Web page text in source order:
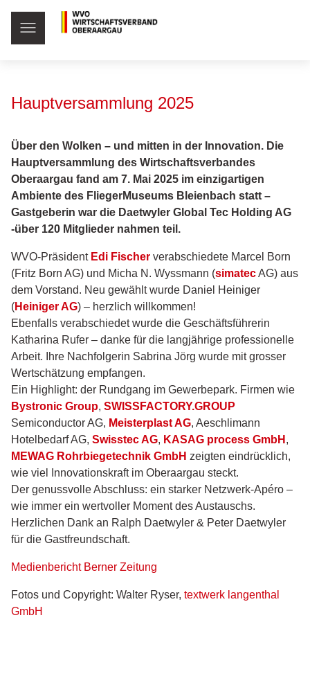
Hauptversammlung 2025
Über den Wolken – und mitten in der Innovation. Die
Hauptversammlung des Wirtschaftsverbandes
Oberaargau fand am 7. Mai 2025 im einzigartigen
Ambiente des FliegerMuseums Bleienbach statt –
Gastgeberin war die Daetwyler Global Tec Holding AG
-über 120 Mitglieder nahmen teil.
WVO-Präsident Edi Fischer verabschiedete Marcel Born
(Fritz Born AG) und Micha N. Wyssmann (simatecAG) aus
dem Vorstand. Neu gewählt wurde Daniel Heiniger
(Heiniger AG) – herzlich willkommen!
Ebenfalls verabschiedet wurde die Geschäftsführerin
Katharina Rufer – danke für die langjährige professionelle
Arbeit. Ihre Nachfolgerin Sabrina Jörg wurde mit grosser
Wertschätzung empfangen.
Ein Highlight: der Rundgang im Gewerbepark. Firmen wie
Bystronic Group, SWISSFACTORY.GROUP
Semiconductor AG, Meisterplast AG, Aeschlimann
Hotelbedarf AG, Swisstec AG, KASAG process GmbH ,
MEWAG Rohrbiegetechnik GmbH zeigten eindrücklich,
wie viel Innovationskraft im Oberaargau steckt.
Der genussvolle Abschluss: ein starker Netzwerk-Apéro –
wie immer ein wertvoller Moment des Austauschs.
Herzlichen Dank an Ralph Daetwyler & Peter Daetwyler
für die Gastfreundschaft.
Medienbericht Berner Zeitung
Fotos und Copyright: Walter Ryser, textwerk langenthal
GmbH